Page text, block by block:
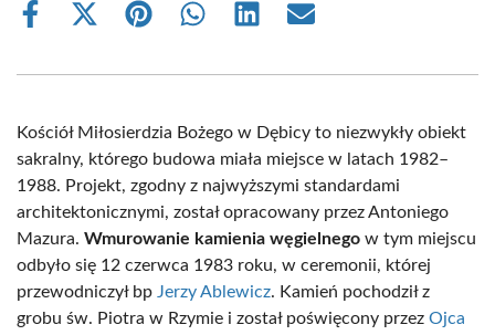
Share
Share
(Twitter)
Share Share Share Share
Kościół Miłosierdzia Bożego w Dębicy to niezwykły obiekt
sakralny, którego budowa miała miejsce w latach 1982–
1988. Projekt, zgodny z najwyższymi standardami
architektonicznymi, został opracowany przez Antoniego
Mazura. Wmurowanie kamienia węgielnego w tym miejscu
odbyło się 12 czerwca 1983 roku, w ceremonii, której
przewodniczył bp Jerzy Ablewicz. Kamień pochodził z
grobu św. Piotra w Rzymie i został poświęcony przez Ojca